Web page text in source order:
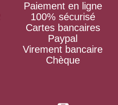
Paiement en ligne
100% sécurisé
Cartes bancaires
Paypal
Virement bancaire
Chèque